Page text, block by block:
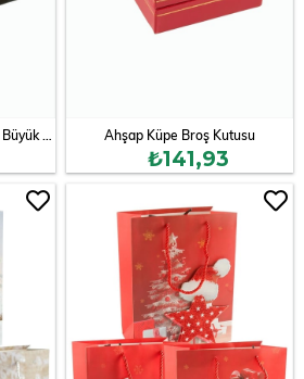
Ahşap Küpe Broş Kutusu
₺141,93